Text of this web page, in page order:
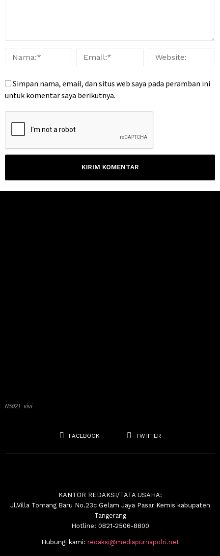
Simpan nama, email, dan situs web saya pada peramban ini
untuk komentar saya berikutnya.
N5021_vivi
FACEBOOK TWITTER
KANTOR REDAKSI/TATA USAHA:
Jl.Villa Tomang Baru No.23c Gelam Jaya Pasar Kemis kabupaten
Tangerang
Hotline: 0821-2506-8800
Hubungi kami: redaksi@mediapurnapolri.net